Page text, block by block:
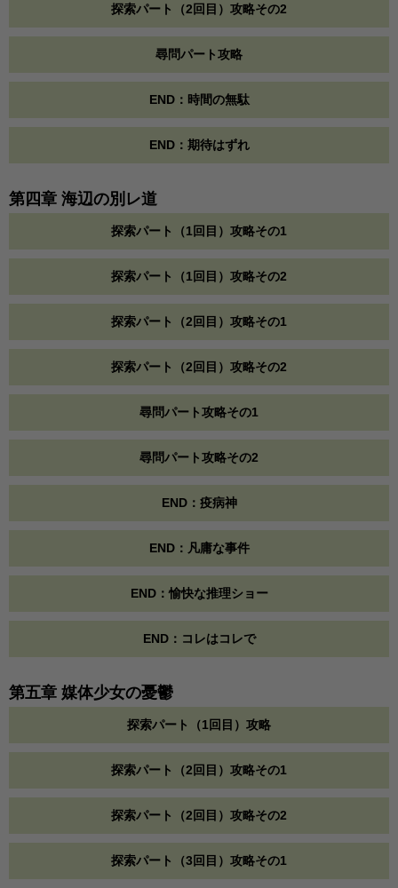
探索パート（2回目）攻略その2
尋問パート攻略
END：時間の無駄
END：期待はずれ
第四章 海辺の別レ道
探索パート（1回目）攻略その1
探索パート（1回目）攻略その2
探索パート（2回目）攻略その1
探索パート（2回目）攻略その2
尋問パート攻略その1
尋問パート攻略その2
END：疫病神
END：凡庸な事件
END：愉快な推理ショー
END：コレはコレで
第五章 媒体少女の憂鬱
探索パート（1回目）攻略
探索パート（2回目）攻略その1
探索パート（2回目）攻略その2
探索パート（3回目）攻略その1